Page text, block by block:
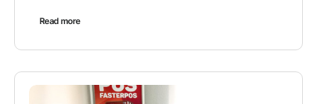
Read more